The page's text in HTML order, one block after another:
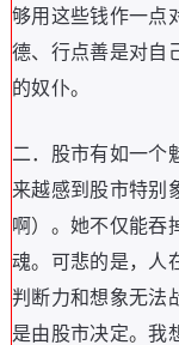
够用这些钱作一点
德、 行点善是对自
的奴仆。
二． 股市有如一个
来越感到股市特别
啊 ）。 她不仅能吞
魂。 可悲的是， 人
判断力和想象无法
是由股市决定。我